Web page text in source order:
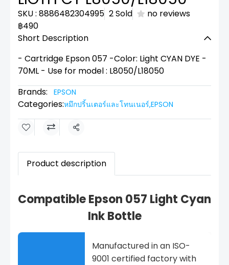
SKU : 8886482304995 2 Sold
no reviews
฿490
Short Description
- Cartridge Epson 057 -Color: Light CYAN DYE -
70ML - Use for model : L8050/L18050
Brands:
EPSON
Categories:หมึกปริ้นเตอร์และโทนเนอร์,EPSON
Share
Product description
Compatible Epson 057 Light Cyan
Ink Bottle
Manufactured in an ISO-
9001 certified factory with